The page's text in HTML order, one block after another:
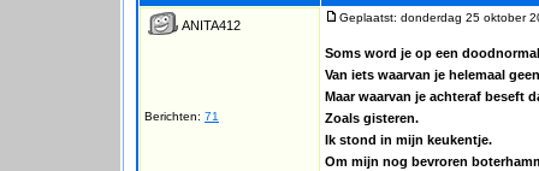
ANITA412
Berichten: 71
Geplaatst: donderdag 25 oktober
Soms word je op een
Van iets waarvan je helemaal
Maar waarvan je achteraf beseft
Zoals gisteren.
Ik stond in mijn keukentje.
Om mijn nog bevroren